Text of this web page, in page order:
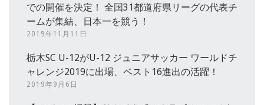
での開催を決定！ 全国31都道府県リーグの代表チ
ームが集結、日本一を競う！
2019年11月11日
栃木SC U-12がU-12 ジュニアサッカー ワールドチ
ャレンジ2019に出場、ベスト16進出の活躍！
2019年9月6日